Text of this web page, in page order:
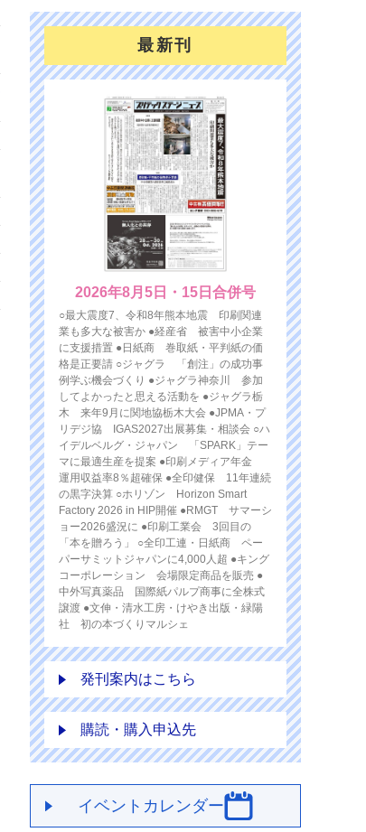
最新刊
2026年8月5日・15日合併号
○最大震度7、令和8年熊本地震 印刷関連
業も多大な被害か ●経産省 被害中小企業
に支援措置 ●日紙商 巻取紙・平判紙の価
格是正要請 ○ジャグラ 「創注」の成功事
例学ぶ機会づくり ●ジャグラ神奈川 参加
してよかったと思える活動を ●ジャグラ栃
木 来年9月に関地協栃木大会 ●JPMA・プ
リデジ協 IGAS2027出展募集・相談会 ○ハ
イデルベルグ・ジャパン 「SPARK」テー
マに最適生産を提案 ●印刷メディア年金
運用収益率8％超確保 ●全印健保 11年連続
の黒字決算 ○ホリゾン Horizon Smart
Factory 2026 in HIP開催 ●RMGT サマーシ
ョー2026盛況に ●印刷工業会 3回目の
「本を贈ろう」 ○全印工連・日紙商 ペー
パーサミットジャパンに4,000人超 ●キング
コーポレーション 会場限定商品を販売 ●
中外写真薬品 国際紙パルプ商事に全株式
譲渡 ●文伸・清水工房・けやき出版・緑陽
社 初の本づくりマルシェ
発刊案内はこちら
購読・購入申込先
イベントカレンダー